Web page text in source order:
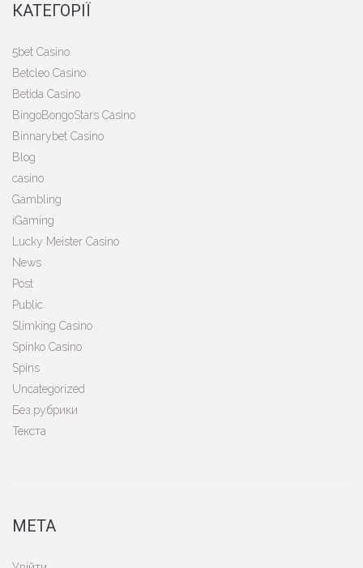
КАТЕГОРІЇ
5bet Casino
Betcleo Casino
Betida Casino
BingoBongoStars Casino
Binnarybet Casino
Blog
casino
Gambling
iGaming
Lucky Meister Casino
News
Post
Public
Slimking Casino
Spinko Casino
Spins
Uncategorized
Без рубрики
Текста
МЕТА